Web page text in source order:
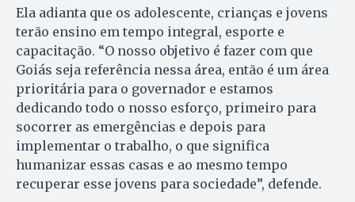
Ela adianta que os adolescente, crianças e jovens
terão ensino em tempo integral, esporte e
capacitação. “O nosso objetivo é fazer com que
Goiás seja referência nessa área, então é um área
prioritária para o governador e estamos
dedicando todo o nosso esforço, primeiro para
socorrer as emergências e depois para
implementar o trabalho, o que significa
humanizar essas casas e ao mesmo tempo
recuperar esse jovens para sociedade”, defende.